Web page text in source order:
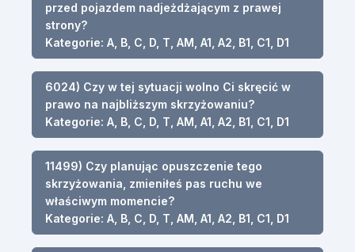
przed pojazdem nadjeżdżającym z prawej
strony?
Kategorie: A, B, C, D, T, AM, A1, A2, B1, C1, D1
6024) Czy w tej sytuacji wolno Ci skręcić w
prawo na najbliższym skrzyżowaniu?
Kategorie: A, B, C, D, T, AM, A1, A2, B1, C1, D1
11499) Czy planując opuszczenie tego
skrzyżowania, zmieniłeś pas ruchu we
właściwym momencie?
Kategorie: A, B, C, D, T, AM, A1, A2, B1, C1, D1